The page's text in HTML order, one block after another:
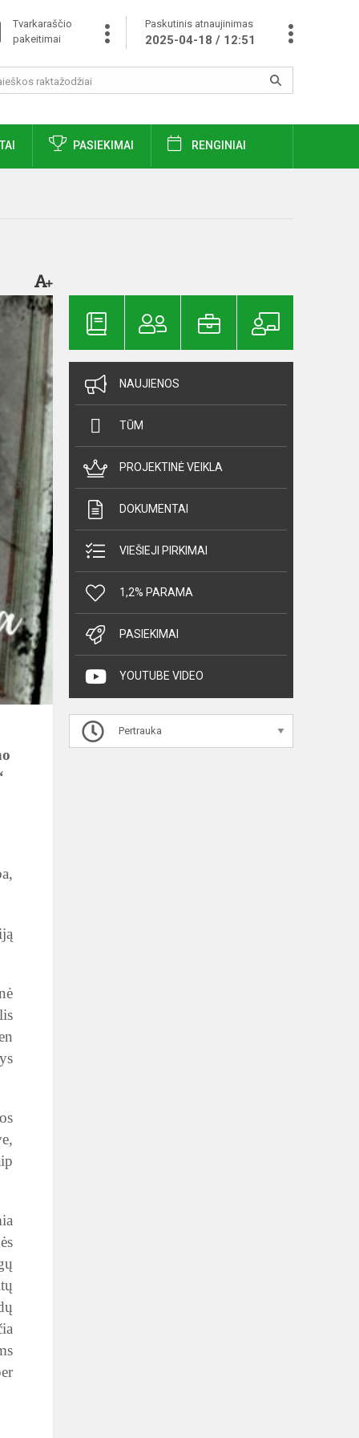
Tvarkaraščio
pakeitimai
Paskutinis atnaujinimas
2025-04-18 / 12:51
PASIEKIMAI RENGINIAI
NAUJIENOS
TŪM
PROJEKTINĖ VEIKLA
DOKUMENTAI
VIEŠIEJI PIRKIMAI
1,2% PARAMA
PASIEKIMAI
YOUTUBE VIDEO
Pertrauka